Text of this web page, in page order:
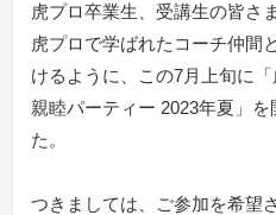
虎プロ卒業生、受講生の皆さ
虎プロで学ばれたコーチ仲間
けるように、この7月上旬に
親睦パーティー 2023年夏」
た。
つきましては、ご参加を希望